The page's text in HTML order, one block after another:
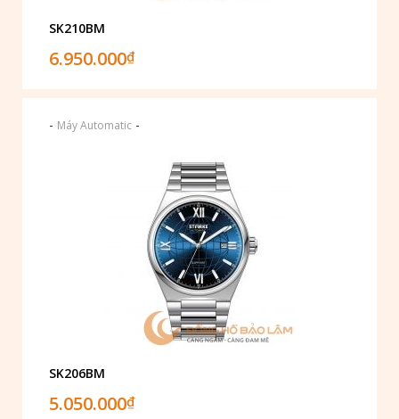
SK210BM
6.950.000₫
- Máy Automatic -
SK206BM
5.050.000₫